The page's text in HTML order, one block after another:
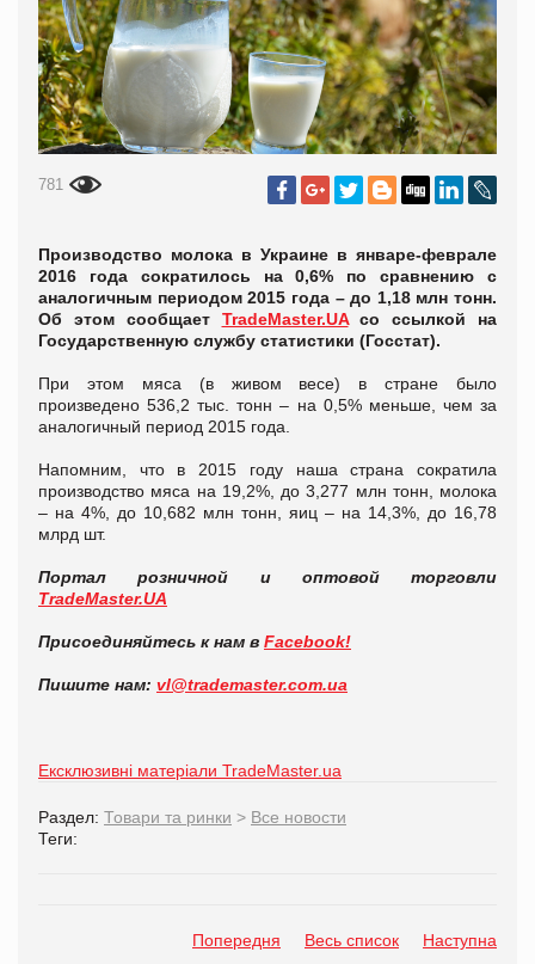
781
Производство молока в Украине в январе-феврале
2016 года сократилось на 0,6% по сравнению с
аналогичным периодом 2015 года – до 1,18 млн тонн.
Об этом сообщает TradeMaster.UAсо ссылкой на
Государственную службу статистики (Госстат).
При этом мяса (в живом весе) в стране было
произведено 536,2 тыс. тонн – на 0,5% меньше, чем за
аналогичный период 2015 года.
Напомним, что в 2015 году наша страна сократила
производство мяса на 19,2%, до 3,277 млн тонн, молока
– на 4%, до 10,682 млн тонн, яиц – на 14,3%, до 16,78
млрд шт.
Портал розничной и оптовой торговли
TradeMaster.UA
Присоединяйтесь к нам в Facebook!
Пишите нам: vl@trademaster.com.ua
Ексклюзивні матеріали TradeMaster.ua
Раздел: Товари та ринки > Все новости
Теги:
Попередня Весь список Наступна